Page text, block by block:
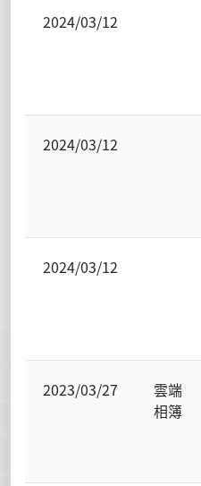
2024/03/12
2024/03/12
2024/03/12
2023/03/27
雲端
相簿